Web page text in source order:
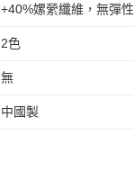
+40%嫘縈纖維，無彈性
2色
無
中國製